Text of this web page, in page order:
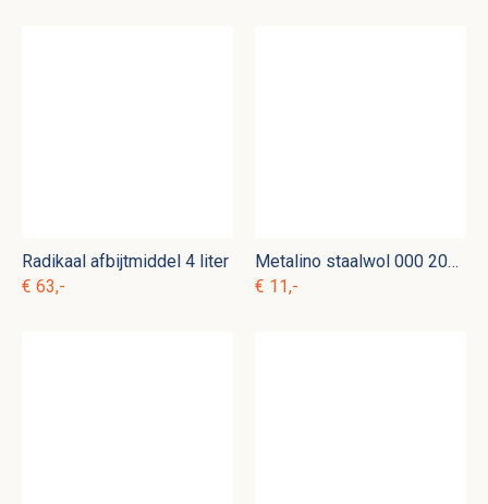
Radikaal afbijtmiddel 4 liter
€ 63,-
Metalino staalwol 000 200 gram
€ 11,-